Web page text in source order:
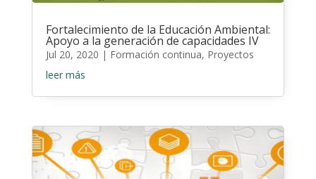
Fortalecimiento de la Educación Ambiental:
Apoyo a la generación de capacidades IV
Jul 20, 2020 | Formación continua, Proyectos
leer más